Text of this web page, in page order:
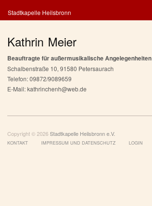
Kathrin Meier
Beauftragte für außermusikalische Angelegenheiten
Schalbenstraße 10, 91580 Petersaurach
Telefon: 09872/9089659
E-Mail: kathrinchenh@web.de
Copyright © 2026Stadtkapelle Heilsbronn e.V.
KONTAKT IMPRESSUM UND DATENSCHUTZ LOGIN
Stadtkapelle Heilsbronn